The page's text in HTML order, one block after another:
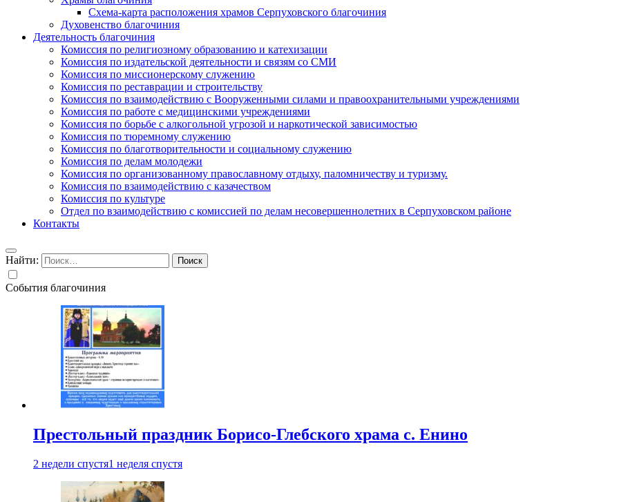
Схема-карта расположения храмов Серпуховского благочиния
Духовенство благочиния
Деятельность благочиния
Комиссия по религиозному образованию и катехизации
Комиссия по издательской деятельности и связям со СМИ
Комиссия по миссионерскому служению
Комиссия по реставрации и строительству
Комиссия по взаимодействию с Вооруженными силами и правоохранительными учреждениями
Комиссия по работе с медицинскими учреждениями
Комиссия по борьбе с алкогольной угрозой и наркотической зависимостью
Комиссия по тюремному служению
Комиссия по благотворительности и социальному служению
Комиссия по делам молодежи
Комиссия по организованному православному отдыху, паломничеству и туризму.
Комиссия по взаимодействию с казачеством
Комиссия по культуре
Отдел по взаимодействию с комиссией по делам несовершеннолетних в Серпуховском районе
Контакты
Найти:
События благочиния
Престольный праздник Борисо-Глебского храма с. Енино
2 недели спустя1 неделя спустя